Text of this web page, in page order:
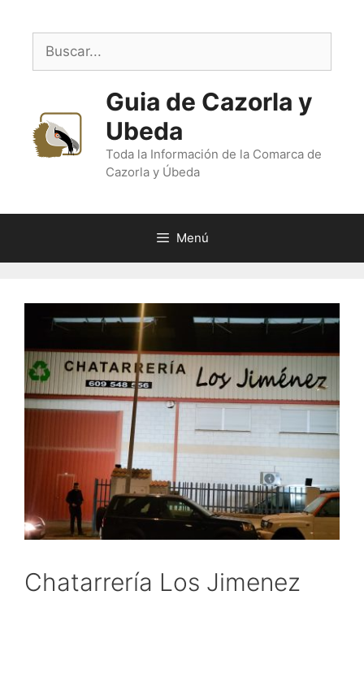
contenido
Buscar:
Guia de Cazorla y
Ubeda
Toda la Información de la Comarca de
Cazorla y Úbeda
Menú
Chatarrería Los Jimenez